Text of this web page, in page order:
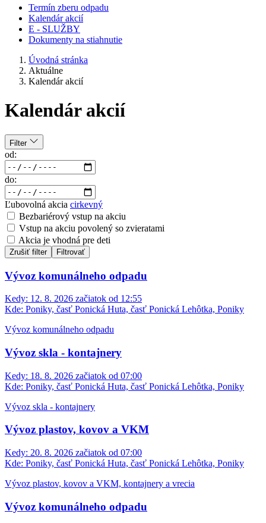
Termín zberu odpadu
Kalendár akcií
E - SLUŽBY
Dokumenty na stiahnutie
Úvodná stránka
Aktuálne
Kalendár akcií
Kalendár akcií
Filter
od:
do:
Ľubovolná akcia cirkevný
Bezbariérový vstup na akciu
Vstup na akciu povolený so zvieratami
Akcia je vhodná pre deti
Zrušiť filter Filtrovať
Vývoz komunálneho odpadu
Kedy: 12. 8. 2026 začiatok od 12:55
Kde: Poniky, časť Ponická Huta, časť Ponická Lehôtka, Poniky
Vývoz komunálneho odpadu
Vývoz skla - kontajnery
Kedy: 18. 8. 2026 začiatok od 07:00
Kde: Poniky, časť Ponická Huta, časť Ponická Lehôtka, Poniky
Vývoz skla - kontajnery
Vývoz plastov, kovov a VKM
Kedy: 20. 8. 2026 začiatok od 07:00
Kde: Poniky, časť Ponická Huta, časť Ponická Lehôtka, Poniky
Vývoz plastov, kovov a VKM, kontajnery a vrecia
Vývoz komunálneho odpadu